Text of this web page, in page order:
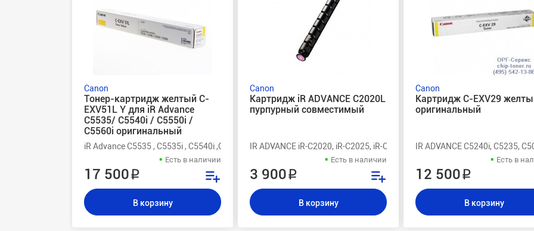
Canon
Тонер-картридж желтый C-
EXV51L Y для iR Advance
C5535/ C5540i / C5550i /
C5560i оригинальный
iR Advance C5535 , C5535i , C5540i ,C5550i , C5560i
Есть в наличии
17 500 ₽
В корзину
Canon
Картридж iR ADVANCE C2020L
пурпурный совместимый
IR ADVANCE iR-C2020, iR-C2025, iR-C2030, iR-C2220i, iR-C2220L, iR-C2225,
Есть в наличии
3 900 ₽
В корзину
Canon
Картридж C-EXV29
оригинальный
IR ADVANCE C5240i, C5235,
Есть в
12 500 ₽
В корзину